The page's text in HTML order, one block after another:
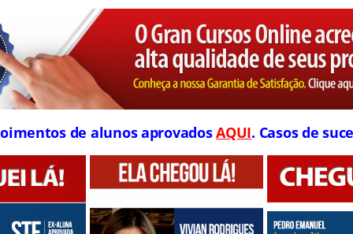
de alunos aprovadosAQUI. Casos de